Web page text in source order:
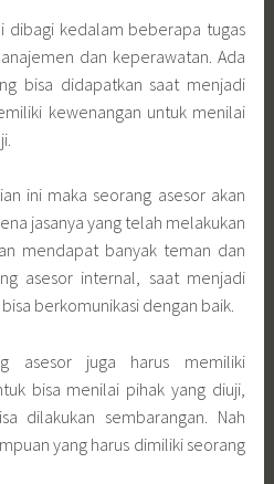
dibagi kedalam beberapa tugas
dan keperawatan. Ada
bisa didapatkan saat menjadi
kewenangan untuk menilai
ini maka seorang asesor akan
jasanya yang telah melakukan
mendapat banyak teman dan
asesor internal, saat menjadi
berkomunikasi dengan baik.
asesor juga harus memiliki
bisa menilai pihak yang diuji,
dilakukan sembarangan. Nah
yang harus dimiliki seorang